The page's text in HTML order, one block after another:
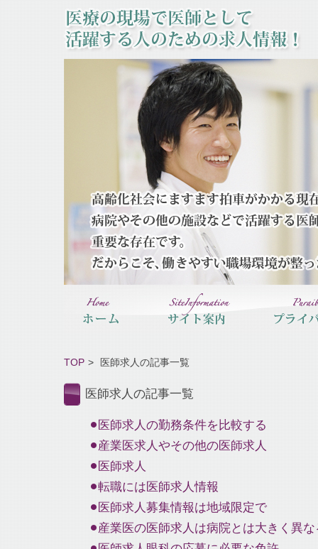
TOP 医師求人の記事一覧
医師求人の記事一覧
医師求人の勤務条件を比較する
産業医求人やその他の医師求人
医師求人
転職には医師求人情報
医師求人募集情報は地域限定で
産業医の医師求人は病院とは大きく異な